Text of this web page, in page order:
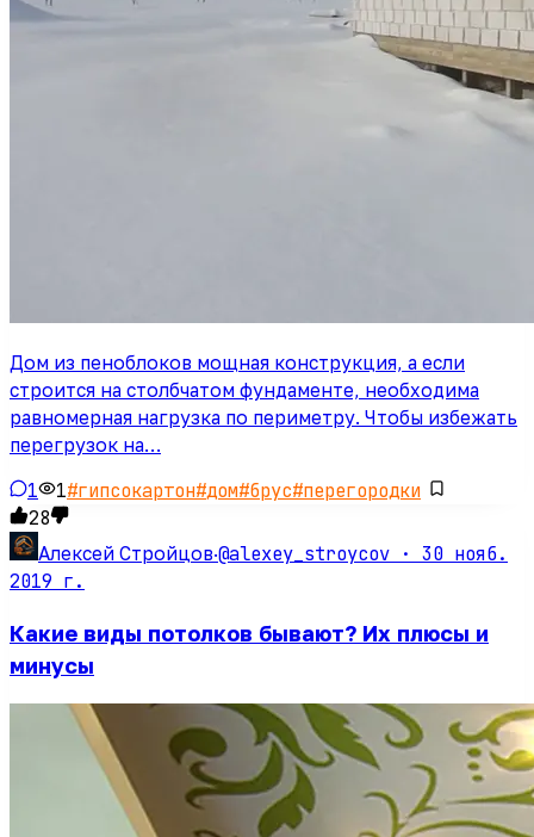
Дом из пеноблоков мощная конструкция, а если
строится на столбчатом фундаменте, необходима
равномерная нагрузка по периметру. Чтобы избежать
перегрузок на…
1 1#гипсокартон#дом#брус#перегородки
28
Алексей Стройцов·@alexey_stroycov · 30 нояб.
2019 г.
Какие виды потолков бывают? Их плюсы и
минусы